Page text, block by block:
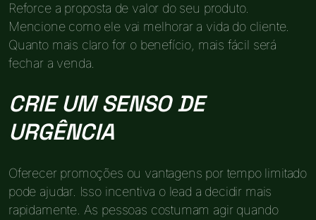
Reforce a proposta de valor do seu produto.
Mencione como ele vai melhorar a vida do cliente.
Quanto mais claro for o benefício, mais fácil será
fechar a venda.
CRIE UM SENSO DE
URGÊNCIA
Oferecer promoções ou vantagens por tempo limitado
pode ajudar. Isso incentiva o lead a decidir mais
rapidamente. As pessoas costumam agir quando